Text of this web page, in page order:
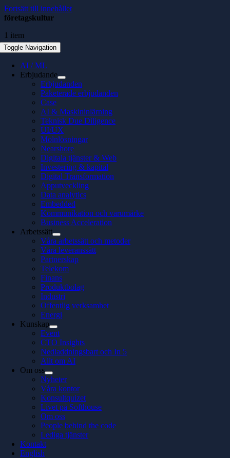
Fortsätt till innehållet
Toggle Navigation
AI / ML
Erbjudande
Erbjudanden
Paketerade erbjudanden
Case
AI & Maskininlärning
Teknisk Due Diligence
UI/UX
Molnlösningar
Nearshore
Digitala tjänster & Web
Investering & kapital
Digital Transformation
Apputveckling
Data analytics
Embedded
Kommunikation och varumärke
Business Acceleration
Arbetssätt
Våra arbetssätt och metoder
Våra leveranssätt
Partnerskap
Telekom
Finans
Produktbolag
Industri
Offentlig verksamhet
Energi
Kunskap
Event
CTO Insights
Nedladdningsbart och In 5
Allt om AI
Om oss
Nyheter
Våra kontor
Konsultquizet
Livet på Softhouse
Om oss
People behind the code
Lediga tjänster
Kontakt
English
företagskultur
1 item